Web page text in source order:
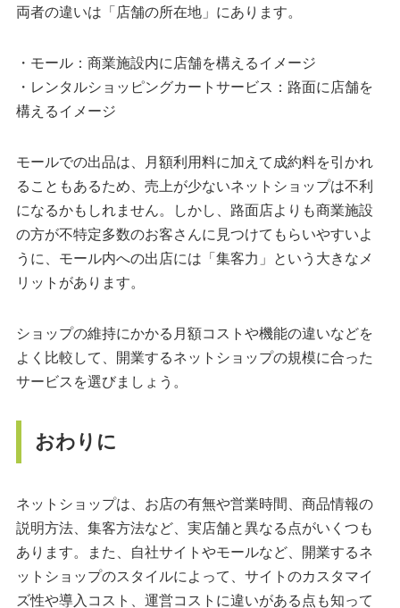
両者の違いは「店舗の所在地」にあります。
・モール：商業施設内に店舗を構えるイメージ
・レンタルショッピングカートサービス：路面に店舗を
構えるイメージ
モールでの出品は、月額利用料に加えて成約料を引かれ
ることもあるため、売上が少ないネットショップは不利
になるかもしれません。しかし、路面店よりも商業施設
の方が不特定多数のお客さんに見つけてもらいやすいよ
うに、モール内への出店には「集客力」という大きなメ
リットがあります。
ショップの維持にかかる月額コストや機能の違いなどを
よく比較して、開業するネットショップの規模に合った
サービスを選びましょう。
おわりに
ネットショップは、お店の有無や営業時間、商品情報の
説明方法、集客方法など、実店舗と異なる点がいくつも
あります。また、自社サイトやモールなど、開業するネ
ットショップのスタイルによって、サイトのカスタマイ
ズ性や導入コスト、運営コストに違いがある点も知って